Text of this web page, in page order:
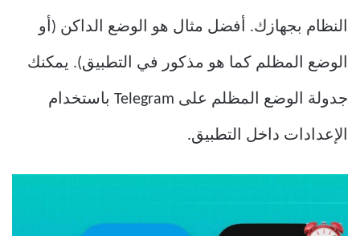
النظام بجهازك. أفضل مثال هو الوضع الداكن (أو
الوضع المظلم كما هو مذكور في التطبيق). يمكنك
جدولة الوضع المظلم على Telegram باستخدام
الإعدادات داخل التطبيق.